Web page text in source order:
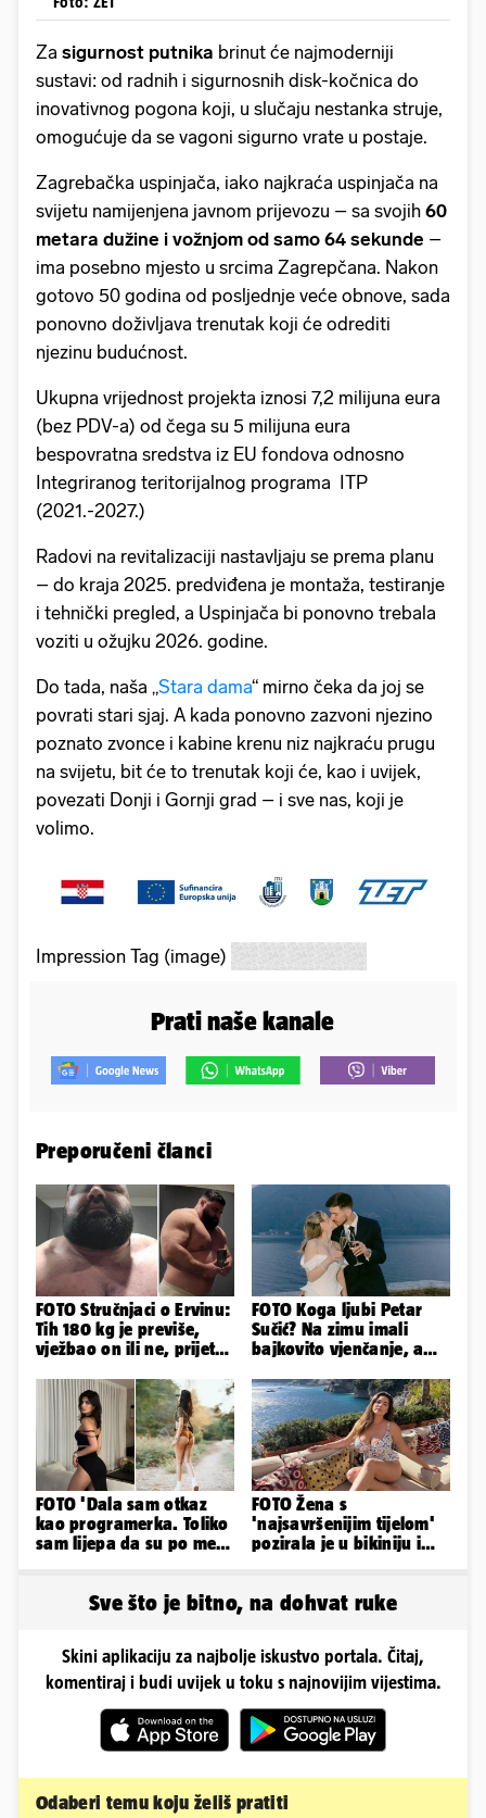
Za sigurnost putnika brinut će najmoderniji
sustavi: od radnih i sigurnosnih disk-kočnica do
inovativnog pogona koji, u slučaju nestanka struje,
omogućuje da se vagoni sigurno vrate u postaje.
Zagrebačka uspinjača, iako najkraća uspinjača na
svijetu namijenjena javnom prijevozu – sa svojih 60
metara dužine i vožnjom od samo 64 sekunde –
ima posebno mjesto u srcima Zagrepčana. Nakon
gotovo 50 godina od posljednje veće obnove, sada
ponovno doživljava trenutak koji će odrediti
njezinu budućnost.
Ukupna vrijednost projekta iznosi 7,2 milijuna eura
(bez PDV-a) od čega su 5 milijuna eura
bespovratna sredstva iz EU fondova odnosno
Integriranog teritorijalnog programa ITP
(2021.-2027.)
Radovi na revitalizaciji nastavljaju se prema planu
– do kraja 2025. predviđena je montaža, testiranje
i tehnički pregled, a Uspinjača bi ponovno trebala
voziti u ožujku 2026. godine.
Do tada, naša „Stara dama“ mirno čeka da joj se
povrati stari sjaj. A kada ponovno zazvoni njezino
poznato zvonce i kabine krenu niz najkraću prugu
na svijetu, bit će to trenutak koji će, kao i uvijek,
povezati Donji i Gornji grad – i sve nas, koji je
volimo.
Impression Tag (image)
Prati naše kanale
Preporučeni članci
FOTO Stručnjaci o Ervinu:
Tih 180 kg je previše,
vježbao on ili ne, prijete
FOTO Koga ljubi Petar
Sučić? Na zimu imali
bajkovito vjenčanje, a
sin!
FOTO 'Dala sam otkaz
kao programerka. Toliko
sam lijepa da su po meni
FOTO Žena s
'najsavršenijim tijelom'
pozirala je u bikiniju i
Sve što je bitno, na dohvat ruke
Skini aplikaciju za najbolje iskustvo portala. Čitaj,
komentiraj i budi uvijek u toku s najnovijim vijestima.
Odaberi temu koju želiš pratiti